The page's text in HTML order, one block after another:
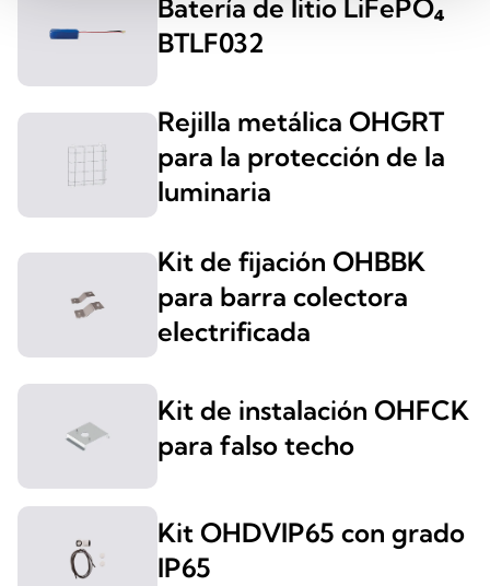
Batería de litio LiFePO₄
BTLF032
Rejilla metálica OHGRT
para la protección de la
luminaria
Kit de fijación OHBBK
para barra colectora
electrificada
Kit de instalación OHFCK
para falso techo
Kit OHDVIP65 con grado
IP65